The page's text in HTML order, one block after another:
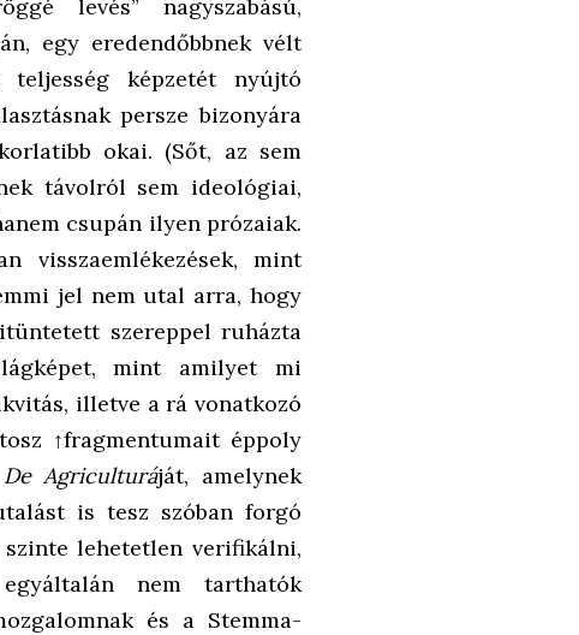
levés” nagyszabású,
egy eredendőbbnek vélt
képzetét nyújtó
persze bizonyára
okai. (Sőt, az sem
távolról sem ideológiai,
csupán ilyen prózaiak.
visszaemlékezések, mint
jel nem utal arra, hogy
szereppel ruházta
mint amilyet mi
illetve a rá vonatkozó
↑fragmentumait éppoly
De Agriculturáját, amelynek
is tesz szóban forgó
lehetetlen verifikálni,
nem tarthatók
és a Stemma-